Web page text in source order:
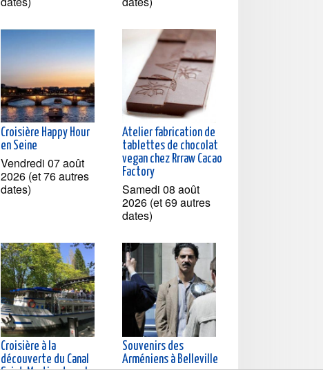
Croisière Happy Hour
en Seine
Vendredi 07 août
2026 (et 76 autres
dates)
Atelier fabrication de
tablettes de chocolat
vegan chez Rrraw Cacao
Factory
Samedi 08 août
2026 (et 69 autres
dates)
Croisière à la
découverte du Canal
Souvenirs des
Arméniens à Belleville